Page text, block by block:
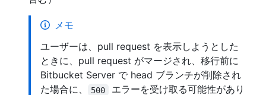
メモ
ユーザーは、pull request を表示しようとした
ときに、pull request がマージされ、移行前に
Bitbucket Server で head ブランチが削除され
た場合に、
500
エラーを受け取る可能性があり